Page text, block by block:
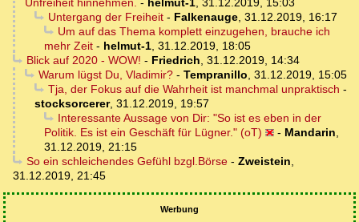
Untergang der Freiheit- Falkenauge, 31.12.2019, 16:17
Um auf das Thema komplett einzugehen, brauche ich
mehr Zeit - helmut-1 31.12.2019, 18:05
Blick auf 2020 - WOW! - Friedrich 31.12.2019, 14:34
Warum lügst Du, Vladimir?- Tempranillo 31.12.2019, 15:05
Tja, der Fokus auf die Wahrheit ist manchmal unpraktisch -
stocksorcerer, 31.12.2019, 19:57
Interessante Aussage von Dir: "So ist es eben in der
Politik. Es ist ein Geschäft für Lügner." (oT)
- Mandarin
31.12.2019, 21:15
So ein schleichendes Gefühl bzgl.Börse- Zweistein
31.12.2019, 21:45
Werbung